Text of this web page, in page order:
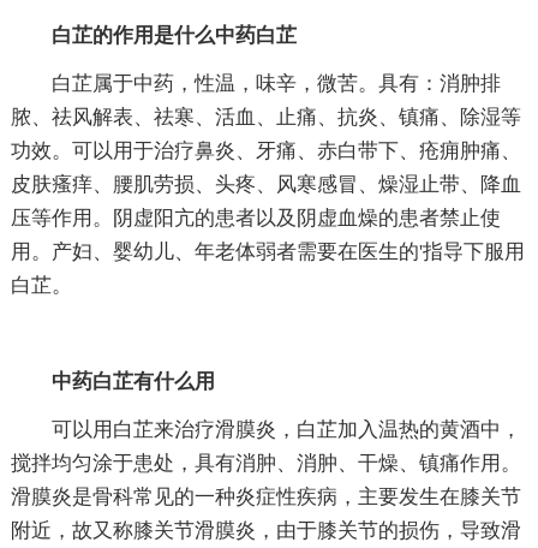
白芷的作用是什么中药白芷
白芷属于中药，性温，味辛，微苦。具有：消肿排
脓、祛风解表、祛寒、活血、止痛、抗炎、镇痛、除湿等
功效。可以用于治疗鼻炎、牙痛、赤白带下、疮痈肿痛、
皮肤瘙痒、腰肌劳损、头疼、风寒感冒、燥湿止带、降血
压等作用。阴虚阳亢的患者以及阴虚血燥的患者禁止使
用。产妇、婴幼儿、年老体弱者需要在医生的'指导下服用
白芷。
中药白芷有什么用
可以用白芷来治疗滑膜炎，白芷加入温热的黄酒中，
搅拌均匀涂于患处，具有消肿、消肿、干燥、镇痛作用。
滑膜炎是骨科常见的一种炎症性疾病，主要发生在膝关节
附近，故又称膝关节滑膜炎，由于膝关节的损伤，导致滑